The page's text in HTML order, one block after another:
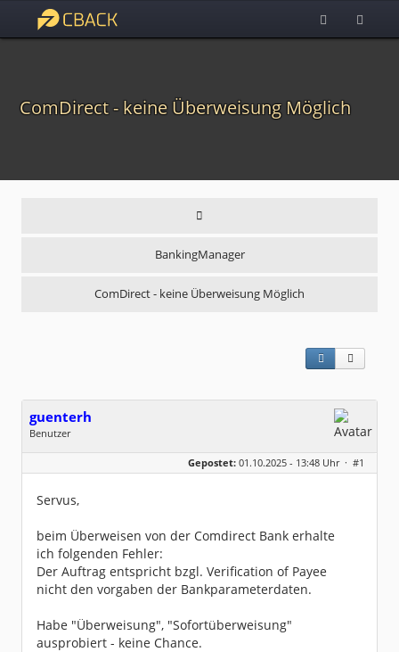
ComDirect - keine Überweisung Möglich
BankingManager
ComDirect - keine Überweisung Möglich
guenterh
Benutzer
Geschlecht:
keine Angabe
Dabei seit:
12 / 2020
Gepostet: 01.10.2025 - 13:48 Uhr · #1
Servus,
beim Überweisen von der Comdirect Bank erhalte
ich folgenden Fehler:
Der Auftrag entspricht bzgl. Verification of Payee
nicht den vorgaben der Bankparameterdaten.
Habe "Überweisung", "Sofortüberweisung"
ausprobiert - keine Chance.